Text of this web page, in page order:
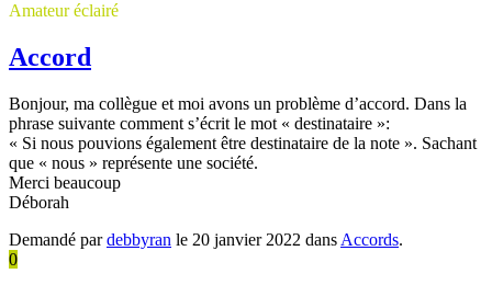
Amateur éclairé
Accord
Bonjour, ma collègue et moi avons un problème d’accord. Dans la
phrase suivante comment s’écrit le mot « destinataire »:
« Si nous pouvions également être destinataire de la note ». Sachant
que « nous » représente une société.
Merci beaucoup
Déborah
Demandé pardebbyran le 20 janvier 2022 dans Accords.
0